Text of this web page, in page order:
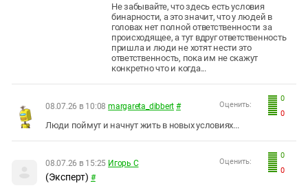
Не забывайте, что здесь есть условия
бинарности, а это значит, что у людей в
головах нет полной ответственности за
происходящее, а тут вдруг ответственность
пришла и люди не хотят нести это
ответственность, пока им не скажут
конкретно что и когда...
0
0
Оценить:
08.07.26 в 10:08 margareta_dibbert #
Люди поймут и начнут жить в новых условиях...
0
0
Оценить:
08.07.26 в 15:25 Игорь С
(Эксперт) #